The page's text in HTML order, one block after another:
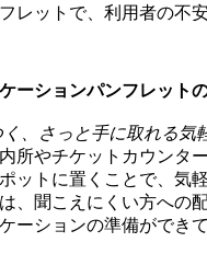
レットで、利用者の不
ーションパンフレット
、さっと手に取れる気
所やチケットカウンタ
ットに置くことで、気
、聞こえにくい方への
ーションの準備ができ